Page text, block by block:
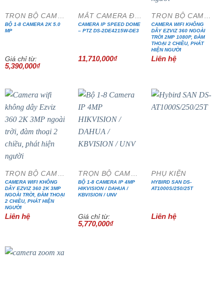
TRỌN BỘ CAMERA CÁP ĐỒNG TRỤC
BỘ 1-8 CAMERA 2K 5.0
MP
Giá chỉ từ:
5,390,000₫
MẮT CAMERA ĐẶC CHỦNG
CAMERA IP SPEED DOME
– PTZ DS-2DE4215W-DE3
11,710,000₫
TRỌN BỘ CAMERA IP WIFI
CAMERA WIFI KHÔNG
DÂY EZVIZ 360 NGOÀI
TRỜI 2MP 1080P, ĐÀM
THOẠI 2 CHIỀU, PHÁT
HIỆN NGƯỜI
Liên hệ
TRỌN BỘ CAMERA IP WIFI
CAMERA WIFI KHÔNG
DÂY EZVIZ 360 2K 3MP
NGOÀI TRỜI, ĐÀM THOẠI
2 CHIỀU, PHÁT HIỆN
NGƯỜI
Liên hệ
TRỌN BỘ CAMERA IP CAO CẤP
BỘ 1-8 CAMERA IP 4MP
HIKVISION / DAHUA /
KBVISION / UNV
Giá chỉ từ:
5,770,000₫
PHỤ KIỆN
HYBIRD SAN DS-
AT1000S/250/25T
Liên hệ